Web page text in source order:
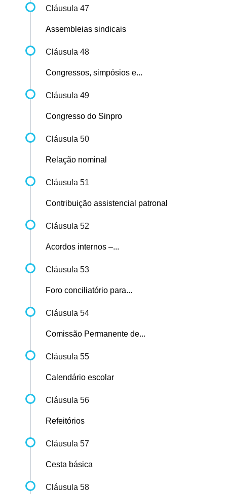
Cláusula 47
Assembleias sindicais
Cláusula 48
Congressos, simpósios e...
Cláusula 49
Congresso do Sinpro
Cláusula 50
Relação nominal
Cláusula 51
Contribuição assistencial patronal
Cláusula 52
Acordos internos –...
Cláusula 53
Foro conciliatório para...
Cláusula 54
Comissão Permanente de...
Cláusula 55
Calendário escolar
Cláusula 56
Refeitórios
Cláusula 57
Cesta básica
Cláusula 58